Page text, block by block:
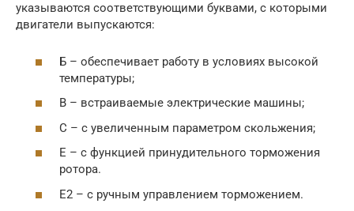
указываются соответствующими буквами, с которыми
двигатели выпускаются:
Б – обеспечивает работу в условиях высокой
температуры;
В – встраиваемые электрические машины;
С – с увеличенным параметром скольжения;
Е – с функцией принудительного торможения
ротора.
Е2 – с ручным управлением торможением.